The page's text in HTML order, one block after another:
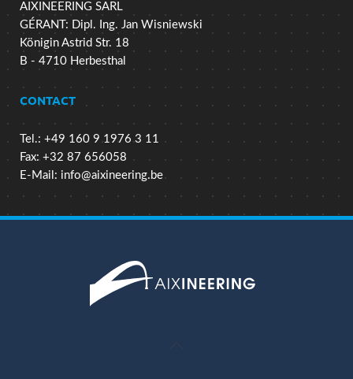
AIXINEERING SARL
GÉRANT: Dipl. Ing. Jan Wisniewski
Königin Astrid Str. 18
B - 4710 Herbesthal
CONTACT
Tel.: +49 160 9 1976 3 11
Fax: +32 87 656058
E-Mail: info@aixineering.be